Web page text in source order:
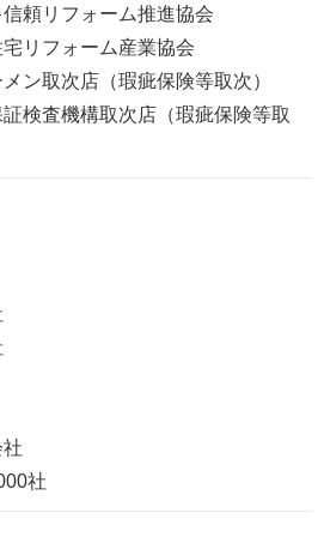
頼リフォーム推進協会
リフォーム産業協会
ン取次店（瑕疵保険等取次）
検査機構取次店（瑕疵保険等取
社